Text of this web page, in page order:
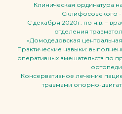
Клиническая ординатура
Склифосовского -
С декабря 2020г. по н.в. –
отделения
«Домодедовская
Практические навыки:
оперативных вмешательств по
Консервативное лечение
травмами опорно-